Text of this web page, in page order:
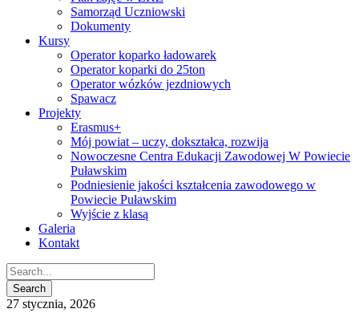
Samorząd Uczniowski
Dokumenty
Kursy
Operator koparko ładowarek
Operator koparki do 25ton
Operator wózków jezdniowych
Spawacz
Projekty
Erasmus+
Mój powiat – uczy, dokształca, rozwija
Nowoczesne Centra Edukacji Zawodowej W Powiecie
Puławskim
Podniesienie jakości kształcenia zawodowego w
Powiecie Puławskim
Wyjście z klasą
Galeria
Kontakt
27 stycznia, 2026